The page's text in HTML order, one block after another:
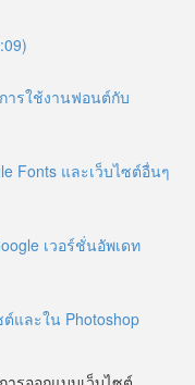
ารใช้งานฟอนต์กับ
Fonts และเว็บไซต์อื่นๆ
เวอร์ชั่นอัพเดท
และใน Photoshop